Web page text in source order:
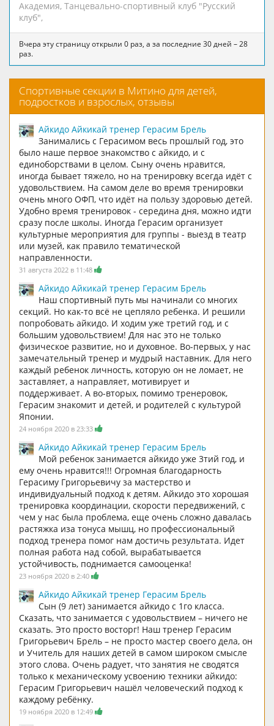
Академия, Танцевально-спортивный клуб "Русский
клуб",
Вчера эту страницу открыли 0 раз, а за последние 30 дней – 28
раз.
Спортивные секции в Митино для детей,
подростков и взрослых, отзывы
Айкидо Айкикай тренер Герасим Брель
Занимались с Герасимом весь прошлый год, это
было наше первое знакомство с айкидо, и с
единоборствами в целом. Сыну очень нравится,
иногда бывает тяжело, но на тренировку всегда идёт с
удовольствием. На самом деле во время тренировки
очень много ОФП, что идёт на пользу здоровью детей.
Удобно время тренировок - середина дня, можно идти
сразу после школы. Иногда Герасим организует
культурные мероприятия для группы - выезд в театр
или музей, как правило тематической
направленности.
31 августа 2022 в 11:48
Айкидо Айкикай тренер Герасим Брель
Наш спортивный путь мы начинали со многих
секций. Но как-то всё не цепляло ребенка. И решили
попробовать айкидо. И ходим уже третий год, и с
большим удовольствием! Для нас это не только
физическое развитие, но и духовное. Во-первых, у нас
замечательный тренер и мудрый наставник. Для него
каждый ребенок личность, которую он не ломает, не
заставляет, а направляет, мотивирует и
поддерживает. А во-вторых, помимо тренеровок,
Герасим знакомит и детей, и родителей с культурой
Японии.
24 ноября 2020 в 23:33
Айкидо Айкикай тренер Герасим Брель
Мой ребенок занимается айкидо уже 3тий год, и
ему очень нравится!!! Огромная благодарность
Герасиму Григорьевичу за мастерство и
индивидуальный подход к детям. Айкидо это хорошая
тренировка координации, скорости передвижений, с
чем у нас была проблема, еще очень сложно давалась
растяжка иза тонуса мышц, но профессиональный
подход тренера помог нам достичь результата. Идет
полная работа над собой, вырабатывается
устойчивость, поднимается самооценка!
23 ноября 2020 в 2:40
Айкидо Айкикай тренер Герасим Брель
Сын (9 лет) занимается айкидо с 1го класса.
Сказать, что занимается с удовольствием – ничего не
сказать. Это просто восторг! Наш тренер Герасим
Григорьевич Брель – не просто мастер своего дела, он
и Учитель для наших детей в самом широком смысле
этого слова. Очень радует, что занятия не сводятся
только к механическому усвоению техники айкидо:
Герасим Григорьевич нашёл человеческий подход к
каждому ребёнку.
19 ноября 2020 в 12:49